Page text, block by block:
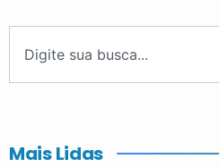
Mais Lidas